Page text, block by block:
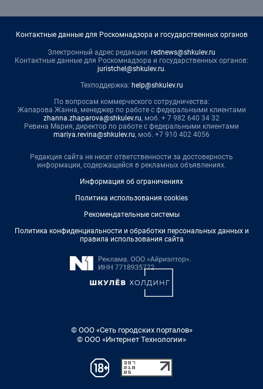
Контактные данные для Роскомнадзора и государственных органов
Электронный адрес редакции: rednews@shkulev.ru
Контактные данные для Роскомнадзора и государственных органов:
juristchel@shkulev.ru.
Техподдержка: help@shkulev.ru
По вопросам коммерческого сотрудничества:
Жапарова Жанна, менеджер по работе с федеральными клиентами
zhanna.zhaparova@shkulev.ru, моб. + 7 982 640 34 32
Ревина Мария, директор по работе с федеральными клиентами
mariya.revina@shkulev.ru, моб. +7 910 402 4056
Редакция сайта не несет ответственности за достоверность
информации, содержащейся в рекламных объявлениях.
Информация об ограничениях
Политика использования cookies
Рекомендательные системы
Политика конфиденциальности и обработки персональных данных и
правила использования сайта
© ООО «Сеть городских порталов»
© ООО «Интернет Технологии»